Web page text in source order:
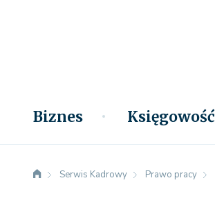
Biznes Księgowość
Serwis Kadrowy Prawo pracy